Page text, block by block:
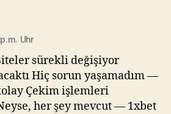
Uhr
sürekli değişiyor
Hiç sorun yaşamadım —
Çekim işlemleri
her şey mevcut — 1xbet